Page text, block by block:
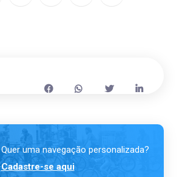
Quer uma navegação personalizada?
Cadastre-se aqui